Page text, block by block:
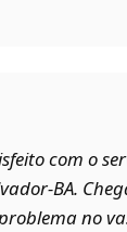
com o
no